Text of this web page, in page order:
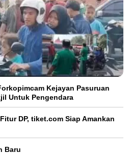
Kejayan Pasuruan
Untuk Pengendara
DP, tiket.com Siap Amankan
Baru